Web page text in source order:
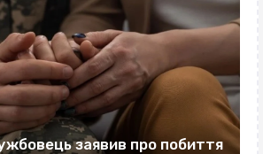
заявив про побиття